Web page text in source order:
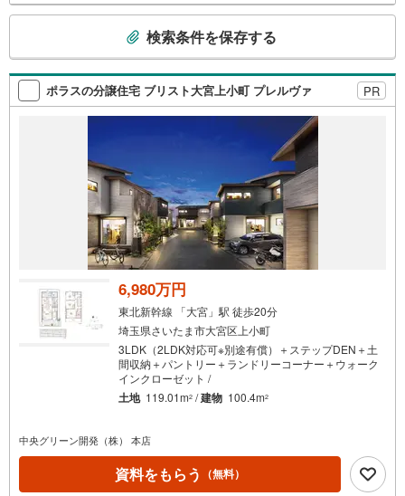
をお届け◇東宝ハウスのライフパートナーが直接ご対応ラ
イフプランニング、かけつけサポート、Club Offプレミアム
など多彩なサービス…
検
索
条
ー
ジ
検索条件を保存する
ポラスの分譲住宅 ブリスト大宮上小町 プレルヴァ PR
6,980万円
東北新幹線 「大宮」駅 徒歩20分
埼玉県さいたま市大宮区上小町
3LDK（2LDK対応可※別途有償）＋ステップDEN＋土
間収納＋パントリー＋ランドリーコーナー＋ウォーク
インクローゼット /
土地 119.01m2 /建物 100.4m2
中央グリーン開発（株） 本店
資料をもらう （無料）